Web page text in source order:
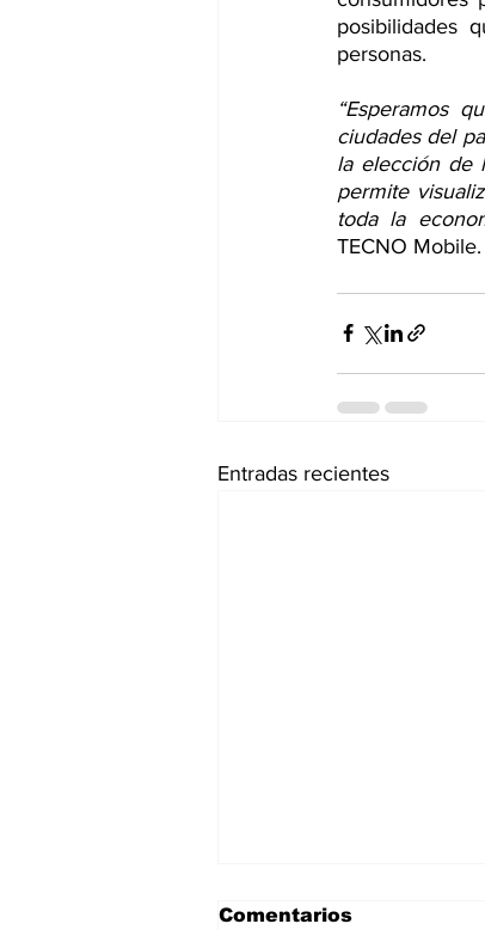
posibilidades
personas.
“Esperamos
ciudades del
la elección de
permite
toda la
TECNO Mobile.
Entradas recientes
Comentarios